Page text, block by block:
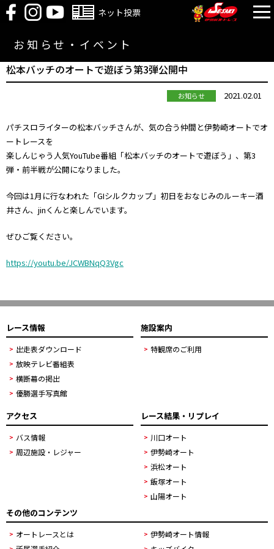
ネット投票
お知らせ・イベント
松本バッチのオートで遊ぼう第3弾公開中
お知らせ 2021.02.01
パチスロライターの松本バッチさんが、気の合う仲間と伊勢崎オートでオ
ートレースを
楽しんじゃう人気YouTube番組「松本バッチのオートで遊ぼう」、第3
弾・前半戦が公開になりました。
今回は1月に行なわれた「GIシルクカップ」初日をおなじみのルーキー酒
井さん、jinくんと楽しんでいます。
ぜひご覧ください。
https://youtu.be/JCWBNqQ3Vgc
レース情報
出走表ダウンロード
放映テレビ番組表
横断幕の掲出
優勝選手写真館
施設案内
特観席のご利用
アクセス
バス情報
周辺施設・レジャー
レース結果・リプレイ
川口オート
伊勢崎オート
浜松オート
飯塚オート
山陽オート
その他のコンテンツ
オートレースとは
伊勢崎オート情報